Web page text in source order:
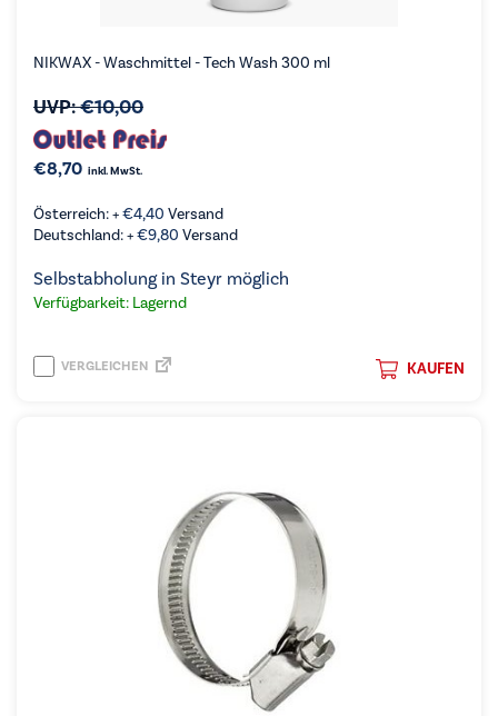
NIKWAX - Waschmittel - Tech Wash 300 ml
UVP:€10,00
€8,70 inkl. MwSt.
Österreich: +€4,40 Versand
Deutschland: +€9,80 Versand
Selbstabholung in Steyr möglich
Verfügbarkeit: Lagernd
KAUFEN
VERGLEICHEN